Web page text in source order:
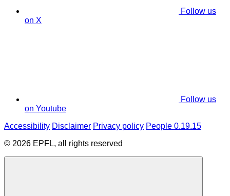
Follow us
on X
Follow us
on Youtube
Accessibility Disclaimer Privacy policy People 0.19.15
© 2026 EPFL, all rights reserved